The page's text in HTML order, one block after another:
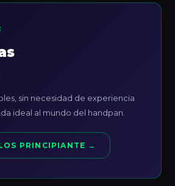
sin necesidad de experiencia
ideal al mundo del handpan.
PRINCIPIANTE →